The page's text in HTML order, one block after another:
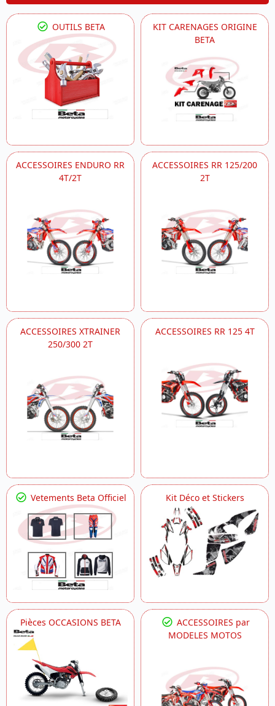
OUTILS BETA
KIT CARENAGES ORIGINE
BETA
ACCESSOIRES ENDURO RR
4T/2T
ACCESSOIRES RR 125/200
2T
ACCESSOIRES XTRAINER
250/300 2T
ACCESSOIRES RR 125 4T
Vetements Beta Officiel Kit Déco et Stickers
Pièces OCCASIONS BETA
ACCESSOIRES par
MODELES MOTOS